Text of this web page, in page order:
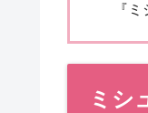
『
ミシ